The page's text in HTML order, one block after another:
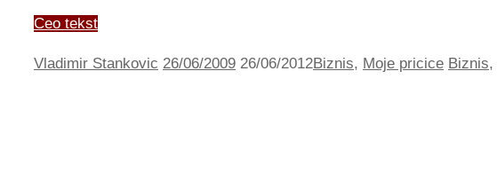
Ceo tekst
Vladimir Stankovic 26/06/2009 26/06/2012Biznis, Moje pricice Biznis,